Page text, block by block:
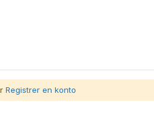
Registrer en konto